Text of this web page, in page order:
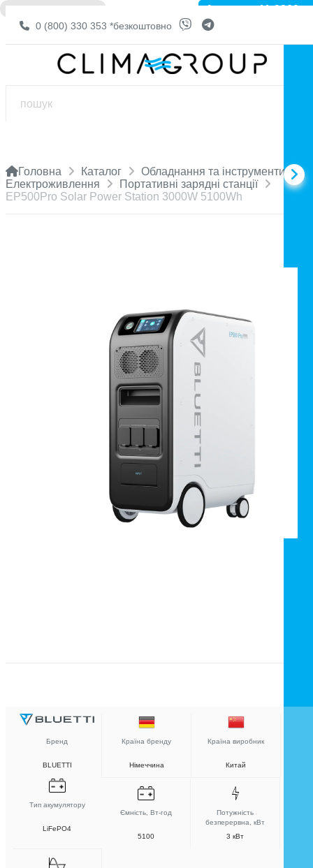
0 (800) 330 353 *безкоштовно
Головна Каталог
Обладнання та інструменти
Електроживлення
Портативні зарядні станції
EP500Pro Solar Power Station 3000W 5100Wh
Артикул: 11-0360
❌ НЕМА В НАЯВНОСТІ
Бренд
BLUETTI
Країна бренду
Німеччина
Країна виробник
Китай
Тип акумулятору
LiFePO4
Ємність, Вт-год
5100
Потужність
безперервна, кВт
3 кВт